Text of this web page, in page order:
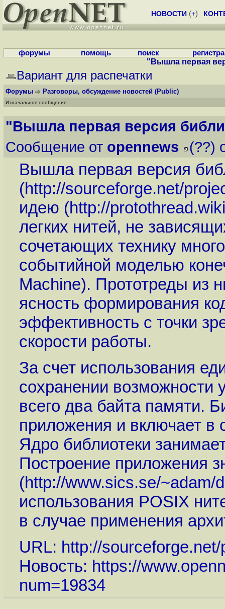
НОВОСТИ (+)
форумы помощь поиск
"Вышла первая
Вариант для распечатки
Форумы Разговоры, обсуждение новостей (Public)
Изначальное сообщение
"Вышла первая версия
Сообщение от opennews (??)
Вышла первая версия
(http://sourceforge.net/
идею (http://
легких нитей, не
сочетающих технику
событийной моделью
Machine). Прототреды из
ясность формирования
эффективность с точки
скорости работы.
За счет использования
сохранении возможности
всего два байта памяти.
приложения и включает в
Ядро библиотеки
Построение приложения
(http://www.sics.se/~adam/
использования POSIX
в случае применения
URL: http://
Новость: https://
num=19834